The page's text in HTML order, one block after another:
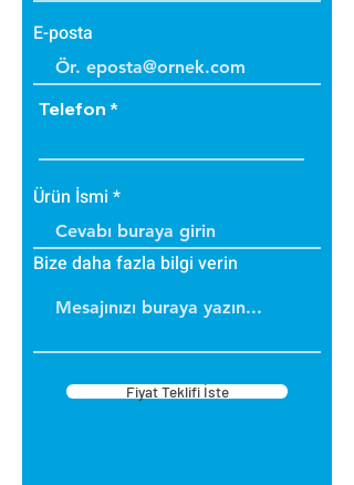
E-posta
Telefon
Ürün İsmi
Bize daha fazla bilgi verin
Fiyat Teklifi İste